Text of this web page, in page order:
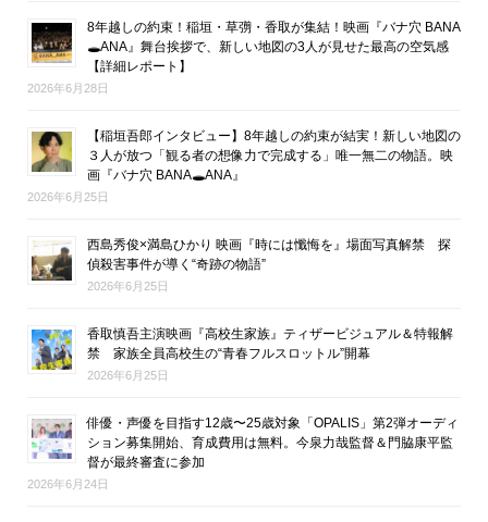
8年越しの約束！稲垣・草彅・香取が集結！映画『バナ穴 BANA
🕳ANA』舞台挨拶で、新しい地図の3人が見せた最高の空気感
【詳細レポート】
2026年6月28日
【稲垣吾郎インタビュー】8年越しの約束が結実！新しい地図の
３人が放つ「観る者の想像力で完成する」唯一無二の物語。映
画『バナ穴 BANA🕳ANA』
2026年6月25日
西島秀俊×満島ひかり 映画『時には懺悔を』場面写真解禁 探
偵殺害事件が導く“奇跡の物語”
2026年6月25日
香取慎吾主演映画『高校生家族』ティザービジュアル＆特報解
禁 家族全員高校生の“青春フルスロットル”開幕
2026年6月25日
俳優・声優を目指す12歳〜25歳対象「OPALIS」第2弾オーディ
ション募集開始、育成費用は無料。今泉力哉監督＆門脇康平監
督が最終審査に参加
2026年6月24日